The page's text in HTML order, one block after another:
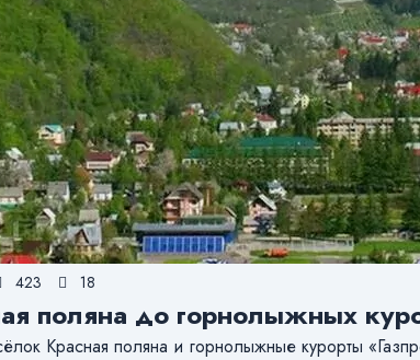
423 18
поляна до горнолыжных
Красная поляна и горнолыжные курорты